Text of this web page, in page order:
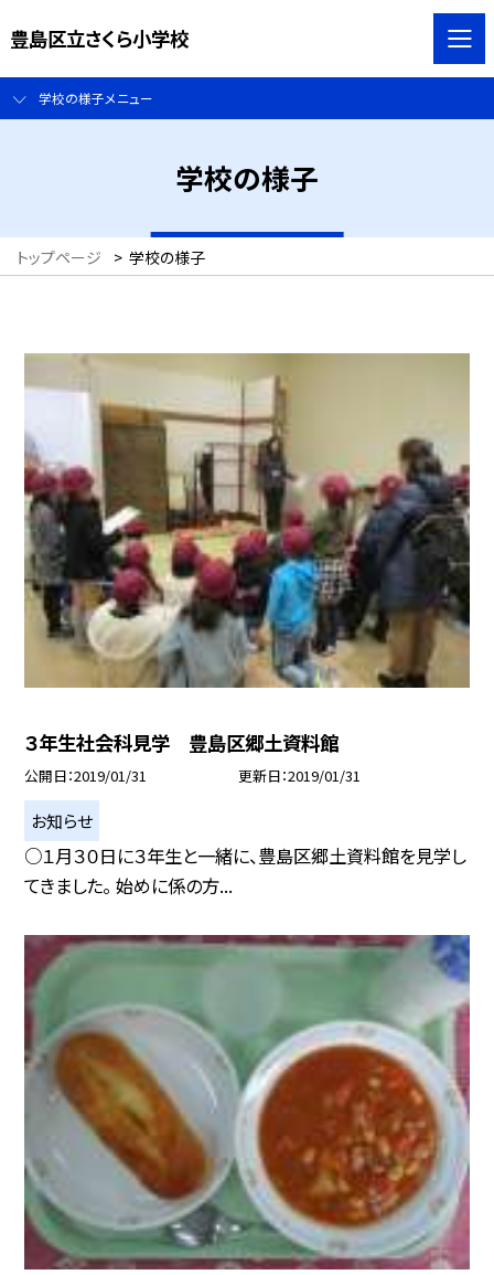
豊島区立さくら小学校
学校の様子メニュー
学校の様子
トップページ > 学校の様子
３年生社会科見学 豊島区郷土資料館
公開日 2019/01/31 更新日 2019/01/31
お知らせ
○１月３０日に３年生と一緒に、豊島区郷土資料館を見学し
てきました。 始めに係の方...